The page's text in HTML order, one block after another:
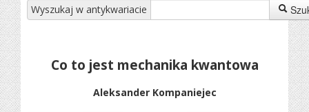
Wyszukaj w antykwariacie
Co to jest mechanika kwantowa
Aleksander Kompaniejec